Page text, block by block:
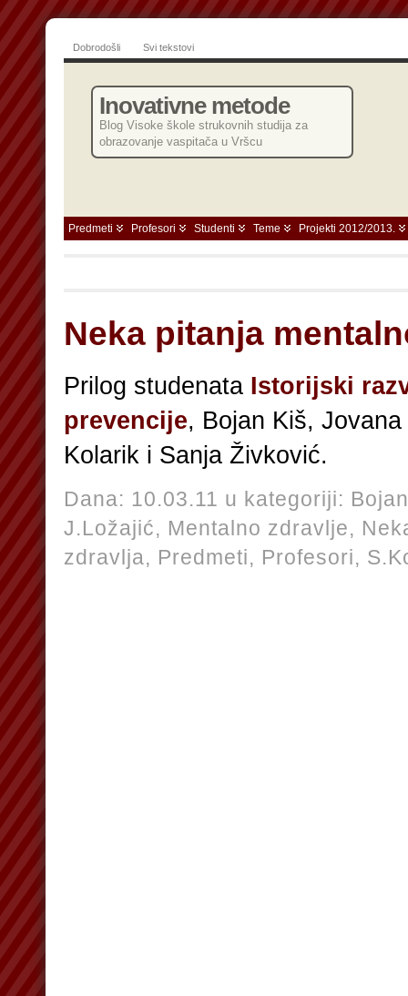
Dobrodošli Svi tekstovi
Inovativne metode
Blog Visoke škole strukovnih studija za
obrazovanje vaspitača u Vršcu
Predmeti Profesori Studenti Teme Projekti 2012/2013.
Neka pitanja
Prilog studenata Istorijski
prevencije, Bojan Kiš,
Kolarik i Sanja Živković.
Dana: 10.03.11 u kategoriji:
J.Ložajić, Mentalno zdravlje,
zdravlja, Predmeti, Profesori,